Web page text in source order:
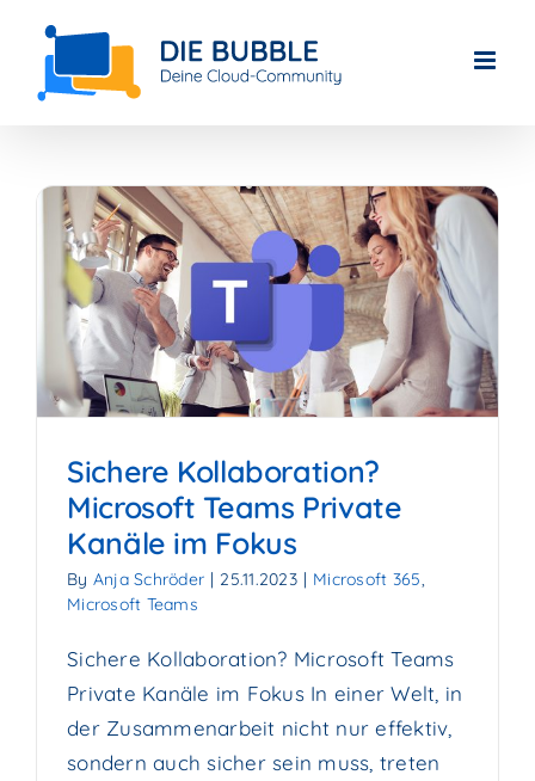
content
Sichere Kollaboration?
Microsoft Teams Private
Kanäle im Fokus
By Anja Schröder | 25.11.2023 | Microsoft 365,
Microsoft Teams
Sichere Kollaboration? Microsoft Teams
Private Kanäle im Fokus In einer Welt, in
der Zusammenarbeit nicht nur effektiv,
sondern auch sicher sein muss, treten